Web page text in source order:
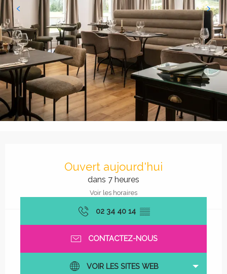
Ouvert aujourd'hui
dans 7 heures
Voir les horaires
02 34 40 14 ▒▒
CONTACTEZ-NOUS
VOIR LES SITES WEB